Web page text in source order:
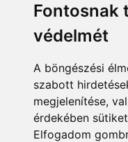
Fontosnak
védelmét
A böngészési
szabott
megjelenítése,
érdekében
Elfogadom